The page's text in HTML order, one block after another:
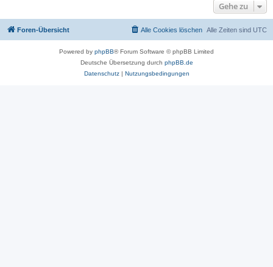
Gehe zu
Foren-Übersicht Alle Zeiten sind UTC
Alle Cookies löschen
Powered by phpBB® Forum Software © phpBB Limited
Deutsche Übersetzung durch phpBB.de
Datenschutz| Nutzungsbedingungen